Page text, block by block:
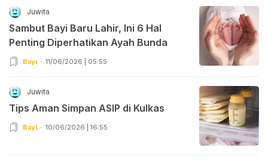
Juwita
Sambut Bayi Baru Lahir, Ini 6 Hal
Penting Diperhatikan Ayah Bunda
Bayi 11/06/2026 | 05:55
Juwita
Tips Aman Simpan ASIP di Kulkas
Bayi 10/06/2026 | 16:55